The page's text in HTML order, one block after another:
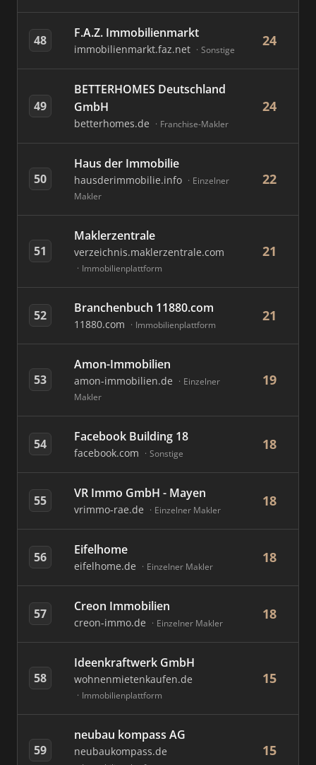
48 F.A.Z. Immobilienmarkt
immobilienmarkt.faz.net Sonstige
24
49
BETTERHOMES Deutschland
GmbH
betterhomes.de Franchise-Makler
24
50
Haus der Immobilie
hausderimmobilie.info
Einzelner
Makler
22
51
Maklerzentrale
verzeichnis.maklerzentrale.com
Immobilienplattform
21
52 Branchenbuch 11880.com
11880.com Immobilienplattform
21
53
Amon-Immobilien
amon-immobilien.de
Einzelner
Makler
19
54 Facebook Building 18
facebook.com Sonstige
18
55 VR Immo GmbH - Mayen
vrimmo-rae.de Einzelner Makler
18
56 Eifelhome
eifelhome.de Einzelner Makler
18
57 Creon Immobilien
creon-immo.de Einzelner Makler
18
58
Ideenkraftwerk GmbH
wohnenmietenkaufen.de
Immobilienplattform
15
59
neubau kompass AG
neubaukompass.de 15